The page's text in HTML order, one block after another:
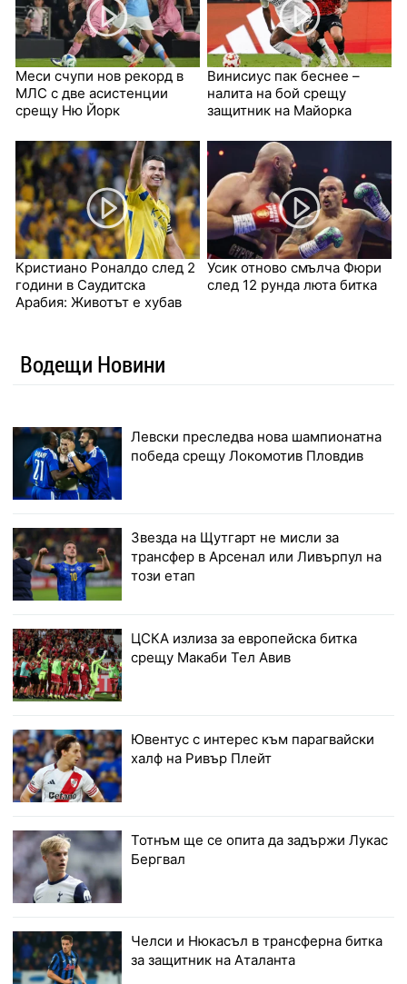
Меси счупи нов рекорд в
МЛС с две асистенции
срещу Ню Йорк
Винисиус пак беснее –
налита на бой срещу
защитник на Майорка
Кристиано Роналдо след 2
години в Саудитска
Арабия: Животът е хубав
Усик отново смълча Фюри
след 12 рунда люта битка
Водещи Новини
Левски преследва нова шампионатна
победа срещу Локомотив Пловдив
Звезда на Щутгарт не мисли за
трансфер в Арсенал или Ливърпул на
този етап
ЦСКА излиза за европейска битка
срещу Макаби Тел Авив
Ювентус с интерес към парагвайски
халф на Ривър Плейт
Тотнъм ще се опита да задържи Лукас
Бергвал
Челси и Нюкасъл в трансферна битка
за защитник на Аталанта